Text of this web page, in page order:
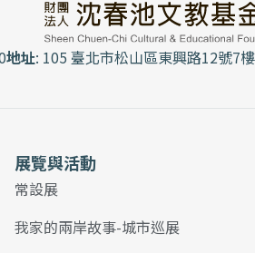
地址: 105 臺北市松山區東興路12號7樓
展覽與活動
常設展
我家的兩岸故事-城市巡展